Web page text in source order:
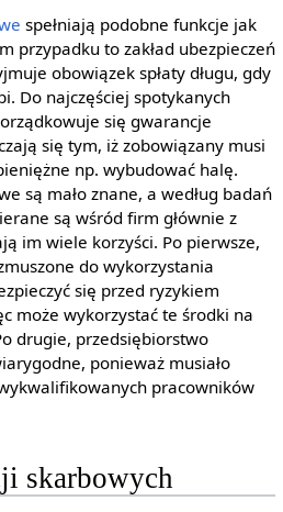
spełniają podobne funkcje jak
przypadku to zakład ubezpieczeń
obowiązek spłaty długu, gdy
Do najczęściej spotykanych
się gwarancje
się tym, iż zobowiązany musi
np. wybudować halę.
są mało znane, a według badań
są wśród firm głównie z
im wiele korzyści. Po pierwsze,
do wykorzystania
się przed ryzykiem
może wykorzystać te środki na
drugie, przedsiębiorstwo
ponieważ musiało
pracowników
skarbowych